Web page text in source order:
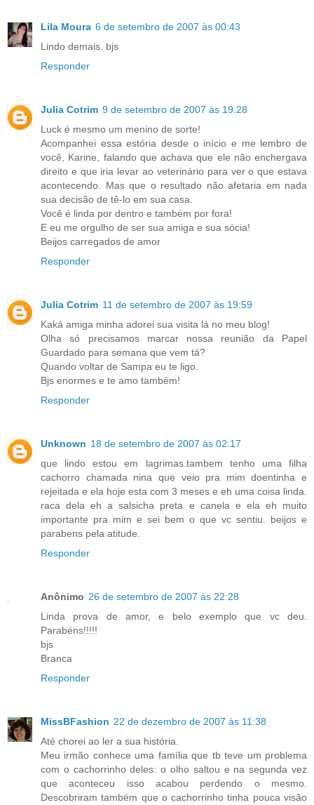
Lila Moura 6 de setembro de 2007 às 00:43
Lindo demais. bjs
Responder
Julia Cotrim 9 de setembro de 2007 às 19:28
Luck é mesmo um menino de sorte!
Acompanhei essa estória desde o início e me lembro de
você, Karine, falando que achava que ele não enchergava
direito e que iria levar ao veterinário para ver o que estava
acontecendo. Mas que o resultado não afetaria em nada
sua decisão de tê-lo em sua casa.
Você é linda por dentro e também por fora!
E eu me orgulho de ser sua amiga e sua sócia!
Beijos carregados de amor
Responder
Julia Cotrim 11 de setembro de 2007 às 19:59
Kaká amiga minha adorei sua visita lá no meu blog!
Olha só precisamos marcar nossa reunião da Papel
Guardado para semana que vem tá?
Quando voltar de Sampa eu te ligo.
Bjs enormes e te amo também!
Responder
Unknown 18 de setembro de 2007 às 02:17
que lindo estou em lagrimas.tambem tenho uma filha
cachorro chamada nina que veio pra mim doentinha e
rejeitada e ela hoje esta com 3 meses e eh uma coisa linda.
raca dela eh a salsicha preta e canela e ela eh muito
importante pra mim e sei bem o que vc sentiu. beijos e
parabens pela atitude.
Responder
Anônimo 26 de setembro de 2007 às 22:28
Linda prova de amor, e belo exemplo que vc deu.
Parabéns!!!!!
bjs
Branca
Responder
MissBFashion 22 de dezembro de 2007 às 11:38
Até chorei ao ler a sua história.
Meu irmão conhece uma família que tb teve um problema
com o cachorrinho deles: o olho saltou e na segunda vez
que aconteceu isso acabou perdendo o mesmo.
Descobriram também que o cachorrinho tinha pouca visão